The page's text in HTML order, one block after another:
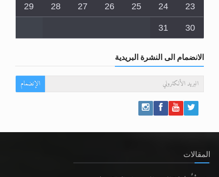
23
24
25
26
27
28
29
30
31
الانضمام الى النشرة البريدية
الإنضمام
المقالات